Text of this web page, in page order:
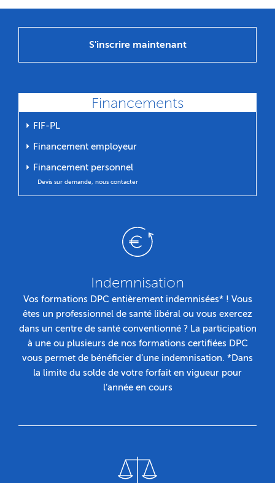
S'inscrire maintenant
Financements
⏵ FIF-PL
⏵ Financement employeur
⏵ Financement personnel
Devis sur demande, nous contacter
Indemnisation
Vos formations DPC entièrement indemnisées* ! Vous
êtes un professionnel de santé libéral ou vous exercez
dans un centre de santé conventionné ? La participation
à une ou plusieurs de nos formations certifiées DPC
vous permet de bénéficier d’une indemnisation. *Dans
la limite du solde de votre forfait en vigueur pour
l’année en cours